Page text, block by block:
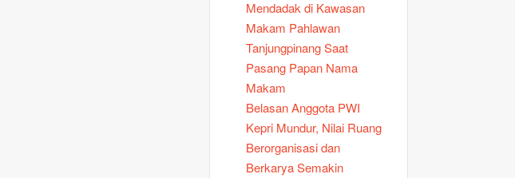
Mendadak di Kawasan
Makam Pahlawan
Tanjungpinang Saat
Pasang Papan Nama
Makam
Belasan Anggota PWI
Kepri Mundur, Nilai Ruang
Berorganisasi dan
Berkarya Semakin